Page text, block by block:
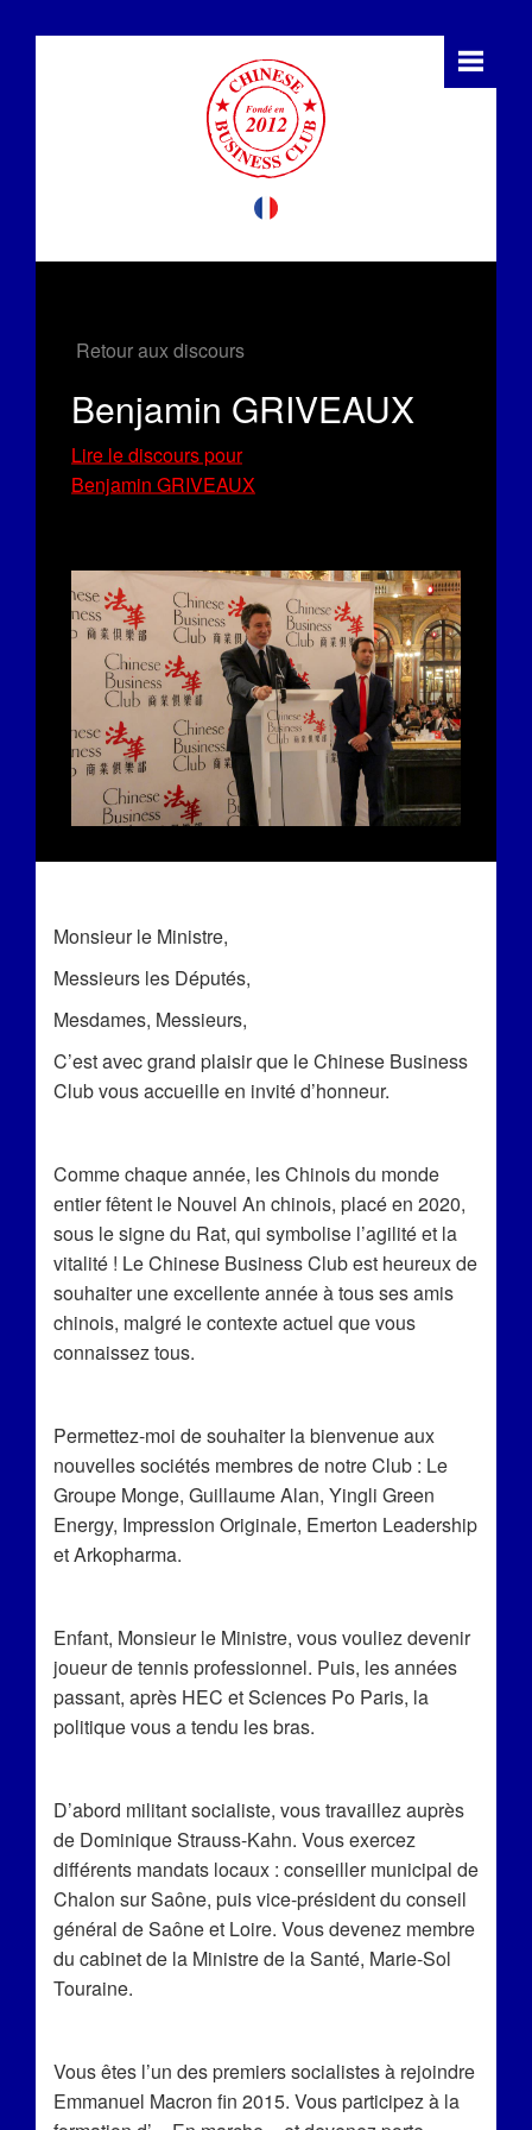
Retour aux discours
Benjamin GRIVEAUX
Lire le discours pour
Benjamin GRIVEAUX
Monsieur le Ministre,
Messieurs les Députés,
Mesdames, Messieurs,
C’est avec grand plaisir que le Chinese Business
Club vous accueille en invité d’honneur.
Comme chaque année, les Chinois du monde
entier fêtent le Nouvel An chinois, placé en 2020,
sous le signe du Rat, qui symbolise l’agilité et la
vitalité ! Le Chinese Business Club est heureux de
souhaiter une excellente année à tous ses amis
chinois, malgré le contexte actuel que vous
connaissez tous.
Permettez-moi de souhaiter la bienvenue aux
nouvelles sociétés membres de notre Club : Le
Groupe Monge, Guillaume Alan, Yingli Green
Energy, Impression Originale, Emerton Leadership
et Arkopharma.
Enfant, Monsieur le Ministre, vous vouliez devenir
joueur de tennis professionnel. Puis, les années
passant, après HEC et Sciences Po Paris, la
politique vous a tendu les bras.
D’abord militant socialiste, vous travaillez auprès
de Dominique Strauss-Kahn. Vous exercez
différents mandats locaux : conseiller municipal de
Chalon sur Saône, puis vice-président du conseil
général de Saône et Loire. Vous devenez membre
du cabinet de la Ministre de la Santé, Marie-Sol
Touraine.
Vous êtes l’un des premiers socialistes à rejoindre
Emmanuel Macron fin 2015. Vous participez à la